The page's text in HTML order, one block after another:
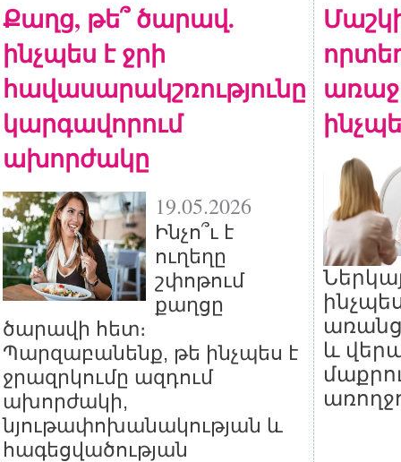
Քաղց, թե՞ ծարավ.
ինչպես է ջրի
հավասարակշռությունը
կարգավորում
ախորժակը
19.05.2026
Ինչո՞ւ է
ուղեղը
շփոթում
քաղցը
ծարավի հետ։
Պարզաբանենք, թե ինչպես է
ջրազրկումը ազդում
ախորժակի,
նյութափոխանակության և
հագեցվածության
առանց
և